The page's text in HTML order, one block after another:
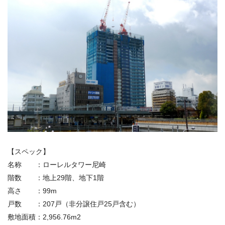
【スペック】
名称 ：ローレルタワー尼崎
階数 ：地上29階、地下1階
高さ ：99m
戸数 ：207戸（非分譲住戸25戸含む）
敷地面積：2,956.76m2